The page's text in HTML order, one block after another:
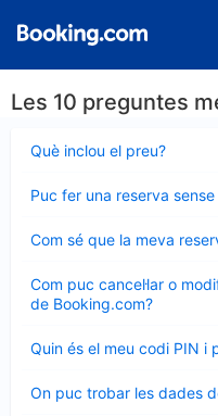
Les 10 preguntes
Què inclou el preu?
tancat
Puc fer una reserva
tancat
Com sé que la meva
tancat
Com puc cancel·lar o
de Booking.com?
tancat
Quin és el meu codi PIN i
tancat
On puc trobar les dades
tancat